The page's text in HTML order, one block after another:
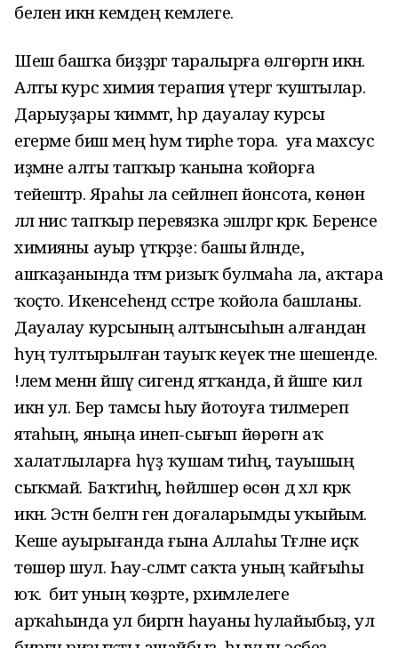
беленә икән кемдең кемлеге.
Шеш башҡа биҙҙәргә таралырға өлгөргән икән.
Алты курс химия терапия үтергә ҡуштылар.
Дарыуҙары ҡиммәт, һәр дауалау курсы
егерме биш мең һум тирәһе тора. ә уға махсус
иҙмәне алты тапҡыр ҡанына ҡойорға
тейештәр. Яраһы ла сейләнеп йонсота, көнөнә
әллә нисә тапҡыр перевязка эшләргә кәрәк. Беренсе
химияны ауыр үткәрҙе: башы әйләнде,
ашҡаҙанында тәғәм ризыҡ булмаһа ла, аҡтара
ҡоҫто. Икенсеһендә сәстәре ҡойола башланы.
Дауалау курсының алтынсыһын алғандан
һуң тултырылған тауыҡ кеүек тәне шешенде.
!лем менән йәшәү сигендә ятҡанда, әй йәшәге килә
икән ул. Бер тамсы һыу йотоуға тилмереп
ятаһың, яныңа инеп-сығып йөрөгән аҡ
халатлыларға һүҙ ҡушам тиһәң, тауышың
сыҡмай. Баҡтиһәң, һөйләшер өсөн дә хәл кәрәк
икән. Эстән белгән генә доғаларымды уҡыйым.
Кеше ауырығанда ғына Аллаһы Тәғәләне иҫкә
төшөрә шул. Һау-сәләмәт саҡта уның ҡайғыһы
юҡ. ә бит уның ҡөҙрәте, рәхимлелеге
арҡаһында ул биргән һауаны һулайыбыҙ, ул